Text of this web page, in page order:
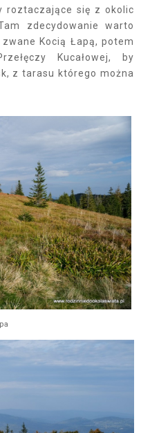
roztaczające się z okolic
zdecydowanie warto
Kocią Łapą, potem
Kucałowej, by
z tarasu którego można